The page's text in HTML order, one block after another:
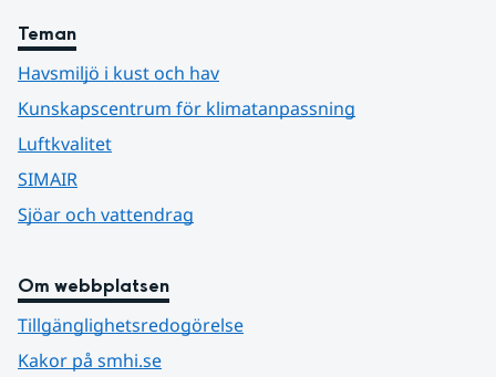
Teman
Havsmiljö i kust och hav
Kunskapscentrum för klimatanpassning
Luftkvalitet
SIMAIR
Sjöar och vattendrag
Om webbplatsen
Tillgänglighetsredogörelse
Kakor på smhi.se